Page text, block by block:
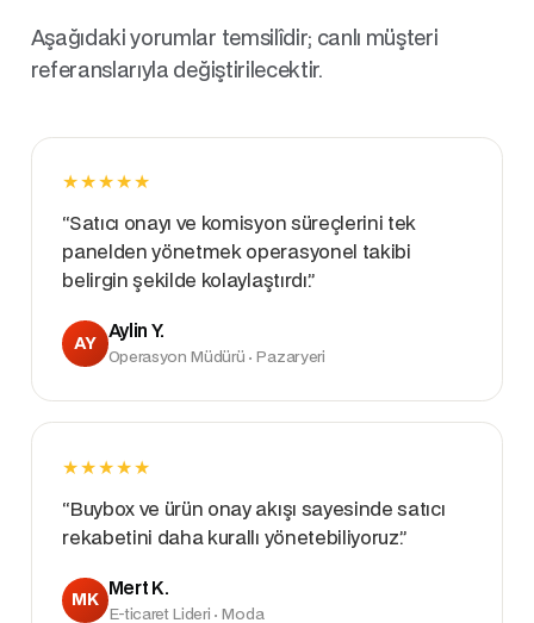
Aşağıdaki yorumlar temsilîdir; canlı müşteri
referanslarıyla değiştirilecektir.
★★★★★
“Satıcı onayı ve komisyon süreçlerini tek
panelden yönetmek operasyonel takibi
belirgin şekilde kolaylaştırdı.”
AY
Aylin Y.
Operasyon Müdürü · Pazaryeri
★★★★★
“Buybox ve ürün onay akışı sayesinde satıcı
rekabetini daha kurallı yönetebiliyoruz.”
MK
Mert K.
E-ticaret Lideri · Moda